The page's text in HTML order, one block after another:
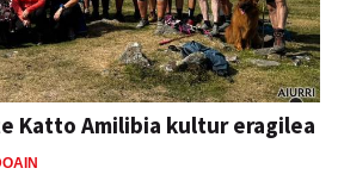
Katto Amilibia kultur eragilea